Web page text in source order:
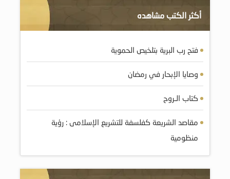
أكثر الكتب مشاهده
فتح رب البرية بتلخيص الحموية
وصايا الإبحار في رمضان
كتاب الـروح
مقاصد الشريعة كفلسفة للتشريع الإسلامى : رؤية
منظومية